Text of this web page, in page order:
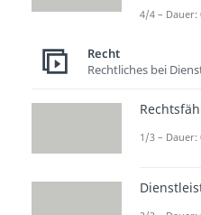
Jetzt weißt
ist nicht
Angebot
Fallbeispiel
4/4 – Dauer:
Recht
Rechtliches bei
1/3 – Dauer: